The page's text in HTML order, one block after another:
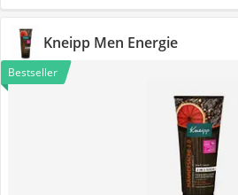
Kneipp Men Energie
Bestseller